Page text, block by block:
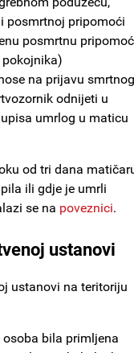
posmrtnoj pripomoći
posmrtnu
na prijavu smrtnog
odnijeti u
umrlog u maticu
od tri dana
ili gdje je umrli
se na poveznici.
ustanovi
ustanovi na teritoriju
bila primljena